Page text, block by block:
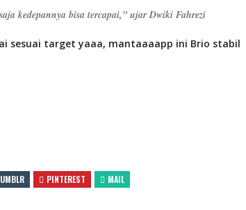
kedepannya bisa tercapai,” ujar Dwiki Fahrezi
sesuai target yaaa, mantaaaapp ini Brio stabil
PINTEREST MAIL